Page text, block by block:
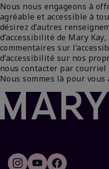
Nous nous engageons à
agréable et accessible à
désirez d’autres
d’accessibilité de Mary
commentaires sur
d’accessibilité sur nos
nous contacter par
Nous sommes là pour vous